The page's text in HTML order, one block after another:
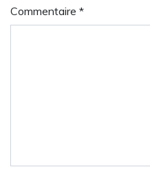
Commentaire *